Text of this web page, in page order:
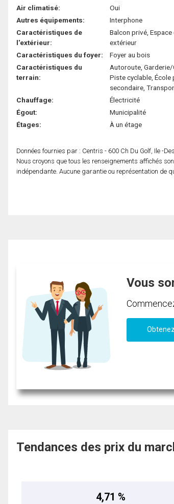
Air climatisé:
Oui
Autres équipements:
Interphone
Caractéristiques de
l'extérieur:
Balcon privé,
extérieur
Caractéristiques du foyer:
Foyer au bois
Caractéristiques du
terrain:
Autoroute, Garderie/
Piste cyclable, École
secondaire,
Chauffage:
Électricité
Égout:
Municipalité
Étages:
À un étage
Données fournies par : Centris - 600 Ch Du Golf, Ile -
Nous croyons que tous les renseignements affichés
indépendante. Aucune garantie ou représentation de
Vous
Tendances des prix du
4,71 %